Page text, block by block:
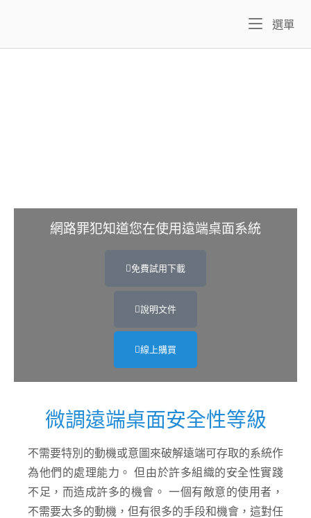
選單
網路罪犯知道您在使用遠端桌面系統
免費試用下載
說明文件
線上購買
微調遠端桌面安全性等級
不需要特別的動機或意圖來破解遠端可存取的系統作
為他們的處理能力。 但由於許多組織的安全性實踐
不足，而造成許多的機會。 一個有敵意的使用者，
不需要太多的動機，但有很多的手段和機會，這對任